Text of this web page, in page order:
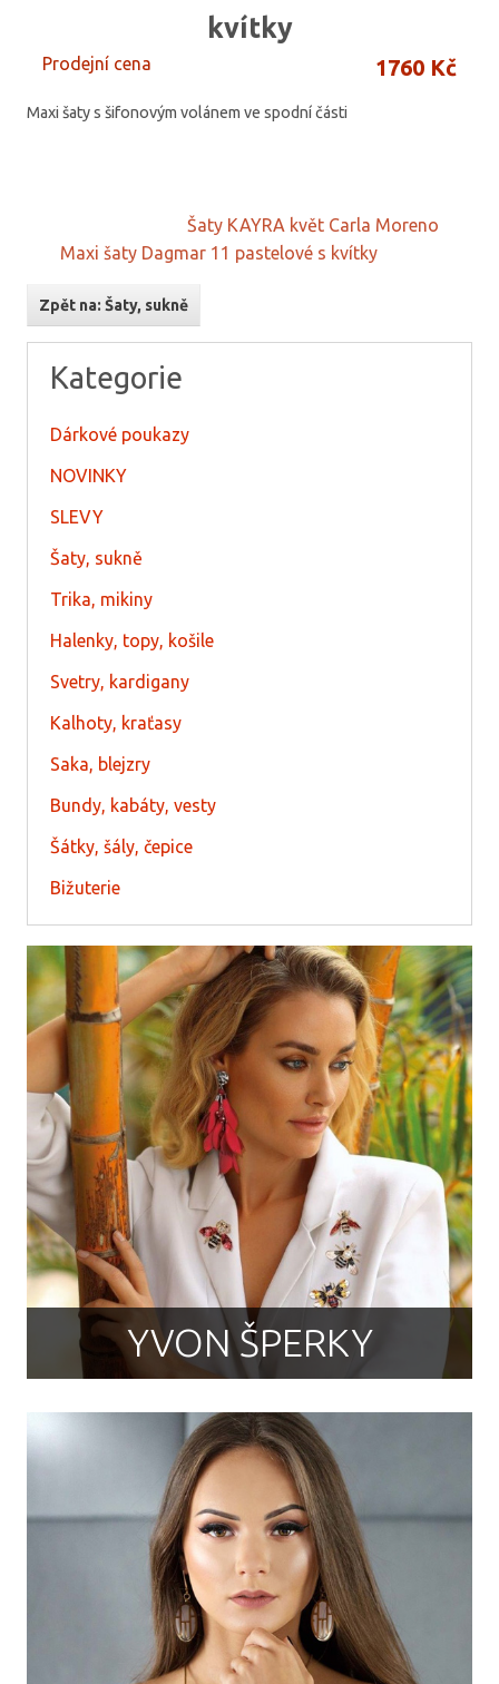
kvítky
Prodejní cena 1760 Kč
Maxi šaty s šifonovým volánem ve spodní části
Šaty KAYRA květ Carla Moreno
Maxi šaty Dagmar 11 pastelové s kvítky
Zpět na: Šaty, sukně
Kategorie
Dárkové poukazy
NOVINKY
SLEVY
Šaty, sukně
Trika, mikiny
Halenky, topy, košile
Svetry, kardigany
Kalhoty, kraťasy
Saka, blejzry
Bundy, kabáty, vesty
Šátky, šály, čepice
Bižuterie
YVON ŠPERKY